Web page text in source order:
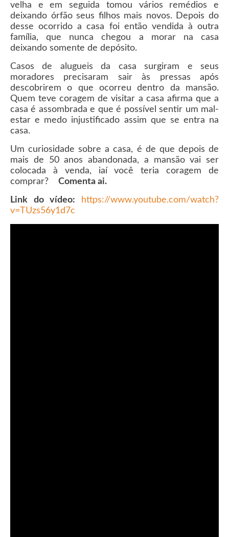
velha e em seguida tomou vários remédios e
deixando órfão seus filhos mais novos. Depois do
desse ocorrido a casa foi então vendida à outra
família, que nunca chegou a morar na casa
deixando somente de depósito.
Casos de alugueis da casa surgiram e seus
moradores precisaram sair às pressas após
descobrirem o que ocorreu dentro da mansão.
Quem teve coragem de visitar a casa afirma que a
casa é assombrada e que é possível sentir um mal-
estar e medo injustificado assim que se entra na
casa.
Um curiosidade sobre a casa, é de que depois de
mais de 50 anos abandonada, a mansão vai ser
colocada à venda, iaí você teria coragem de
comprar?
Comenta ai.
Link do vídeo:
https://www.youtube.com/watch?
v=TUzs56y1d7c